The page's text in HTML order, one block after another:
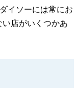
イソーには常にお
店がいくつかあ